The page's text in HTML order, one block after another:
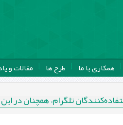
همکاری با ما طرح ها مقالات و